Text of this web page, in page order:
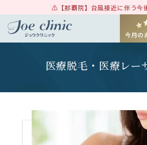
【那覇院】台風接近に伴う今
今月の
医療脱毛・医療レー